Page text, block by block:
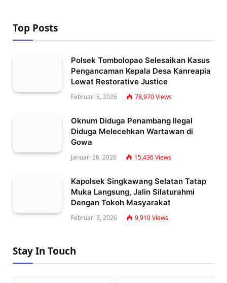
Top Posts
Polsek Tombolopao Selesaikan Kasus
Pengancaman Kepala Desa Kanreapia
Lewat Restorative Justice
Februari 5, 2026 78,970Views
Oknum Diduga Penambang Ilegal
Diduga Melecehkan Wartawan di
Gowa
Januari 26, 2026 15,436Views
Kapolsek Singkawang Selatan Tatap
Muka Langsung, Jalin Silaturahmi
Dengan Tokoh Masyarakat
Februari 3, 2026 9,910Views
Stay In Touch